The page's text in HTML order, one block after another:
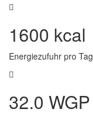
1600 kcal
Energiezufuhr pro Tag
32.0 WGP